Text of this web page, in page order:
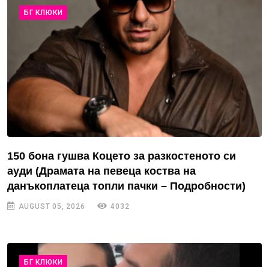
БГ КЛЮКИ
150 бона гушва Коцето за разкостеното си
ауди (Драмата на певеца коства на
данъкоплатеца топли пачки – Подробности)
AUGUST 05, 2026 4032
БГ КЛЮКИ